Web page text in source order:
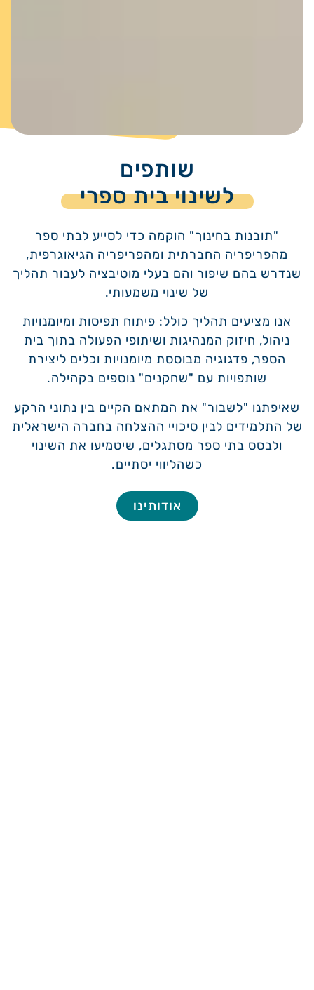
שותפים
לשינוי בית ספרי
"תובנות בחינוך" הוקמה כדי לסייע לבתי ספר
מהפריפריה החברתית ומהפריפריה הגיאוגרפית,
שנדרש בהם שיפור והם בעלי מוטיבציה לעבור תהליך
של שינוי משמעותי.
אנו מציעים תהליך כולל: פיתוח תפיסות ומיומנויות
ניהול, חיזוק המנהיגות ושיתופי הפעולה בתוך בית
הספר, פדגוגיה מבוססת מיומנויות וכלים ליצירת
שותפויות עם "שחקנים" נוספים בקהילה.
שאיפתנו "לשבור" את המתאם הקיים בין נתוני הרקע
של התלמידים לבין סיכויי ההצלחה בחברה הישראלית
ולבסס בתי ספר מסתגלים, שיטמיעו את השינוי
כשהליווי יסתיים.
אודותינו